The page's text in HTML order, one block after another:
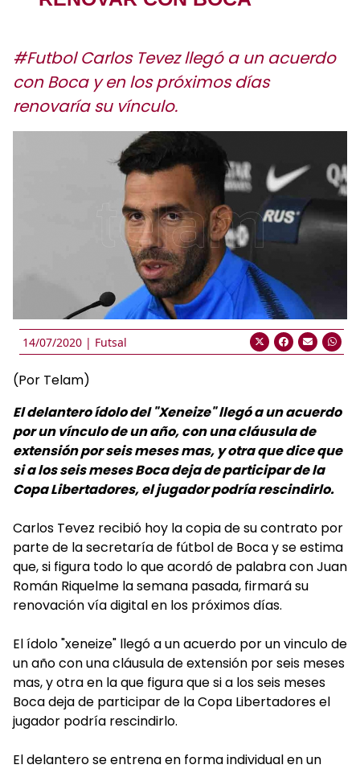
#Futbol Carlos Tevez llegó a un acuerdo
con Boca y en los próximos días
renovaría su vínculo.
14/07/2020 | Futsal
(Por Telam)
El delantero ídolo del "Xeneize" llegó a un acuerdo
por un vínculo de un año, con una cláusula de
extensión por seis meses mas, y otra que dice que
si a los seis meses Boca deja de participar de la
Copa Libertadores, el jugador podría rescindirlo.
Carlos Tevez recibió hoy la copia de su contrato por
parte de la secretaría de fútbol de Boca y se estima
que, si figura todo lo que acordó de palabra con Juan
Román Riquelme la semana pasada, firmará su
renovación vía digital en los próximos días.
El ídolo "xeneize" llegó a un acuerdo por un vinculo de
un año con una cláusula de extensión por seis meses
mas, y otra en la que figura que si a los seis meses
Boca deja de participar de la Copa Libertadores el
jugador podría rescindirlo.
El delantero se entrena en forma individual en un